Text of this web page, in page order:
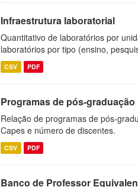
Infraestrutura laboratorial
Quantitativo de laboratórios por
laboratórios por tipo (ensino,
CSV PDF
Programas de pós-graduação
Relação de programas de pós-
Capes e número de discentes.
CSV PDF
Banco de Professor